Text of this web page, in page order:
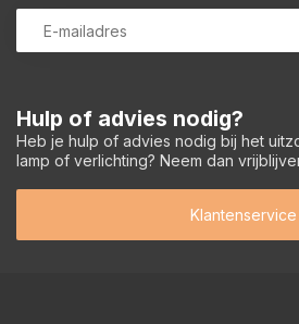
Hulp of advies nodig?
Heb je hulp of advies nodig bij het
lamp of verlichting? Neem dan
Klantenservice